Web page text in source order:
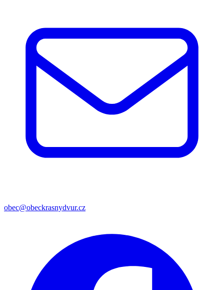
obec@obeckrasnydvur.cz